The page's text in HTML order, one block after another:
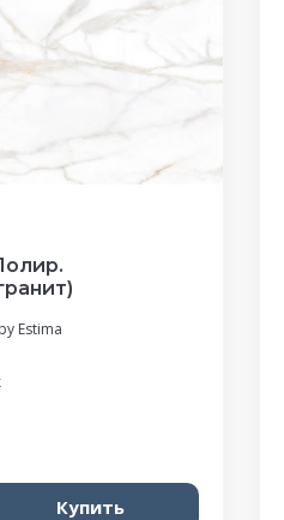
Estima
Купить